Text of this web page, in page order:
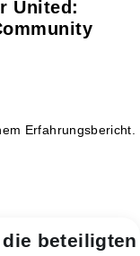
United:
Erfahrungsbericht.
beteiligten